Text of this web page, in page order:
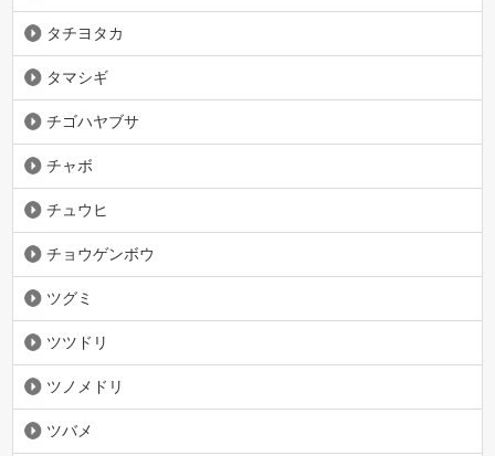
タチヨタカ
タマシギ
チゴハヤブサ
チャボ
チュウヒ
チョウゲンボウ
ツグミ
ツツドリ
ツノメドリ
ツバメ